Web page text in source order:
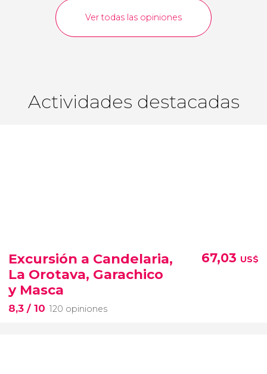
Ver todas las opiniones
Actividades destacadas
Excursión a Candelaria,
La Orotava, Garachico
y Masca
8,3 / 10 120 opiniones
67,03 US$